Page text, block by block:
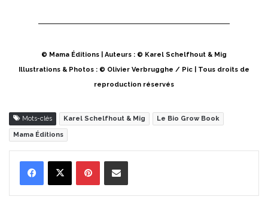
© Mama Éditions | Auteurs : © Karel Schelfhout & Mig
Illustrations & Photos : © Olivier Verbrugghe / Pic | Tous droits de
reproduction réservés
Mots-clés Karel Schelfhout & Mig Le Bio Grow Book
Mama Éditions